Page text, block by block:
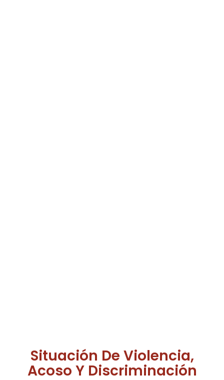
Situación De Violencia,
Acoso Y Discriminación